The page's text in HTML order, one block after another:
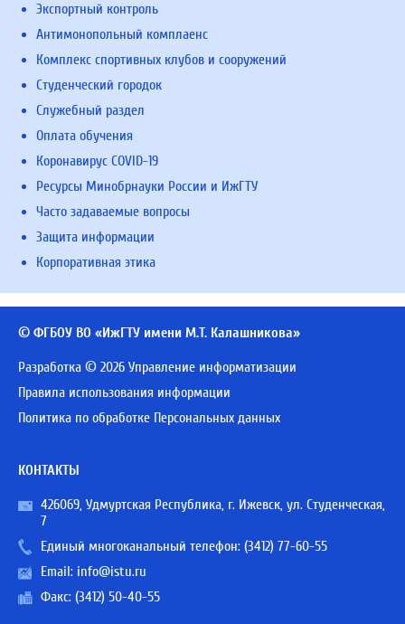
Экспортный контроль
Антимонопольный комплаенс
Комплекс спортивных клубов и сооружений
Студенческий городок
Служебный раздел
Оплата обучения
Коронавирус COVID-19
Ресурсы Минобрнауки России и ИжГТУ
Часто задаваемые вопросы
Защита информации
Корпоративная этика
© ФГБОУ ВО «ИжГТУ имени М.Т. Калашникова»
Разработка © 2026 Управление информатизации
Правила использования информации
Политика по обработке Персональных данных
КОНТАКТЫ
426069, Удмуртская Республика, г. Ижевск, ул. Студенческая,
7
Единый многоканальный телефон: (3412) 77-60-55
Email: info@istu.ru
Факс: (3412) 50-40-55